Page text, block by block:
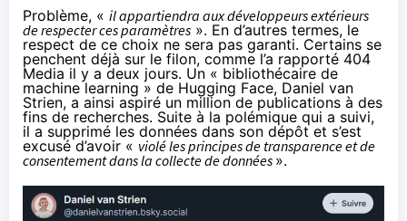
Problème, « il appartiendra aux développeurs extérieurs
de respecter ces paramètres ». En d’autres termes, le
respect de ce choix ne sera pas garanti. Certains se
penchent déjà sur le filon, comme l’a rapporté 404
Media il y a deux jours. Un « bibliothécaire de
machine learning » de Hugging Face, Daniel van
Strien, a ainsi aspiré un million de publications à des
fins de recherches. Suite à la polémique qui a suivi,
il a supprimé les données dans son dépôtet s’est
excusé d’avoir « violé les principes de transparence et de
consentement dans la collecte de données ».